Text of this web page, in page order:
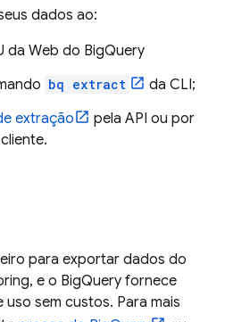
dados ao:
da Web do BigQuery
bq extract
da CLI;
extração
pela API ou por
para exportar dados do
, e o BigQuery fornece
sem custos. Para mais